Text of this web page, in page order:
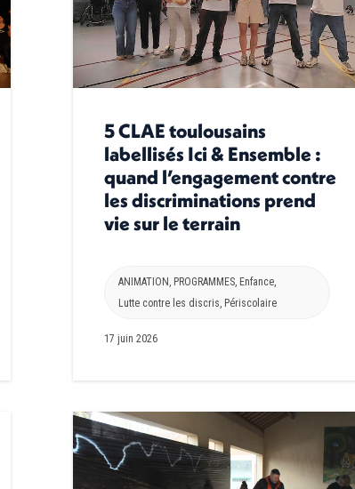
5 CLAE toulousains
labellisés Ici & Ensemble :
quand l’engagement contre
les discriminations prend
vie sur le terrain
ANIMATION PROGRAMMES Enfance
Lutte contre les discris Périscolaire
17 juin 2026